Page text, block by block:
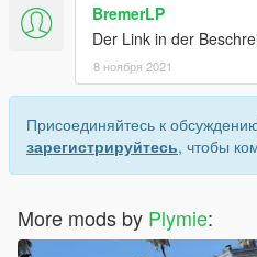
BremerLP
Der Link in der
8 ноября 2021
Присоединяйтесь к
зарегистрируйтесь, чтобы
More mods by Plymie: